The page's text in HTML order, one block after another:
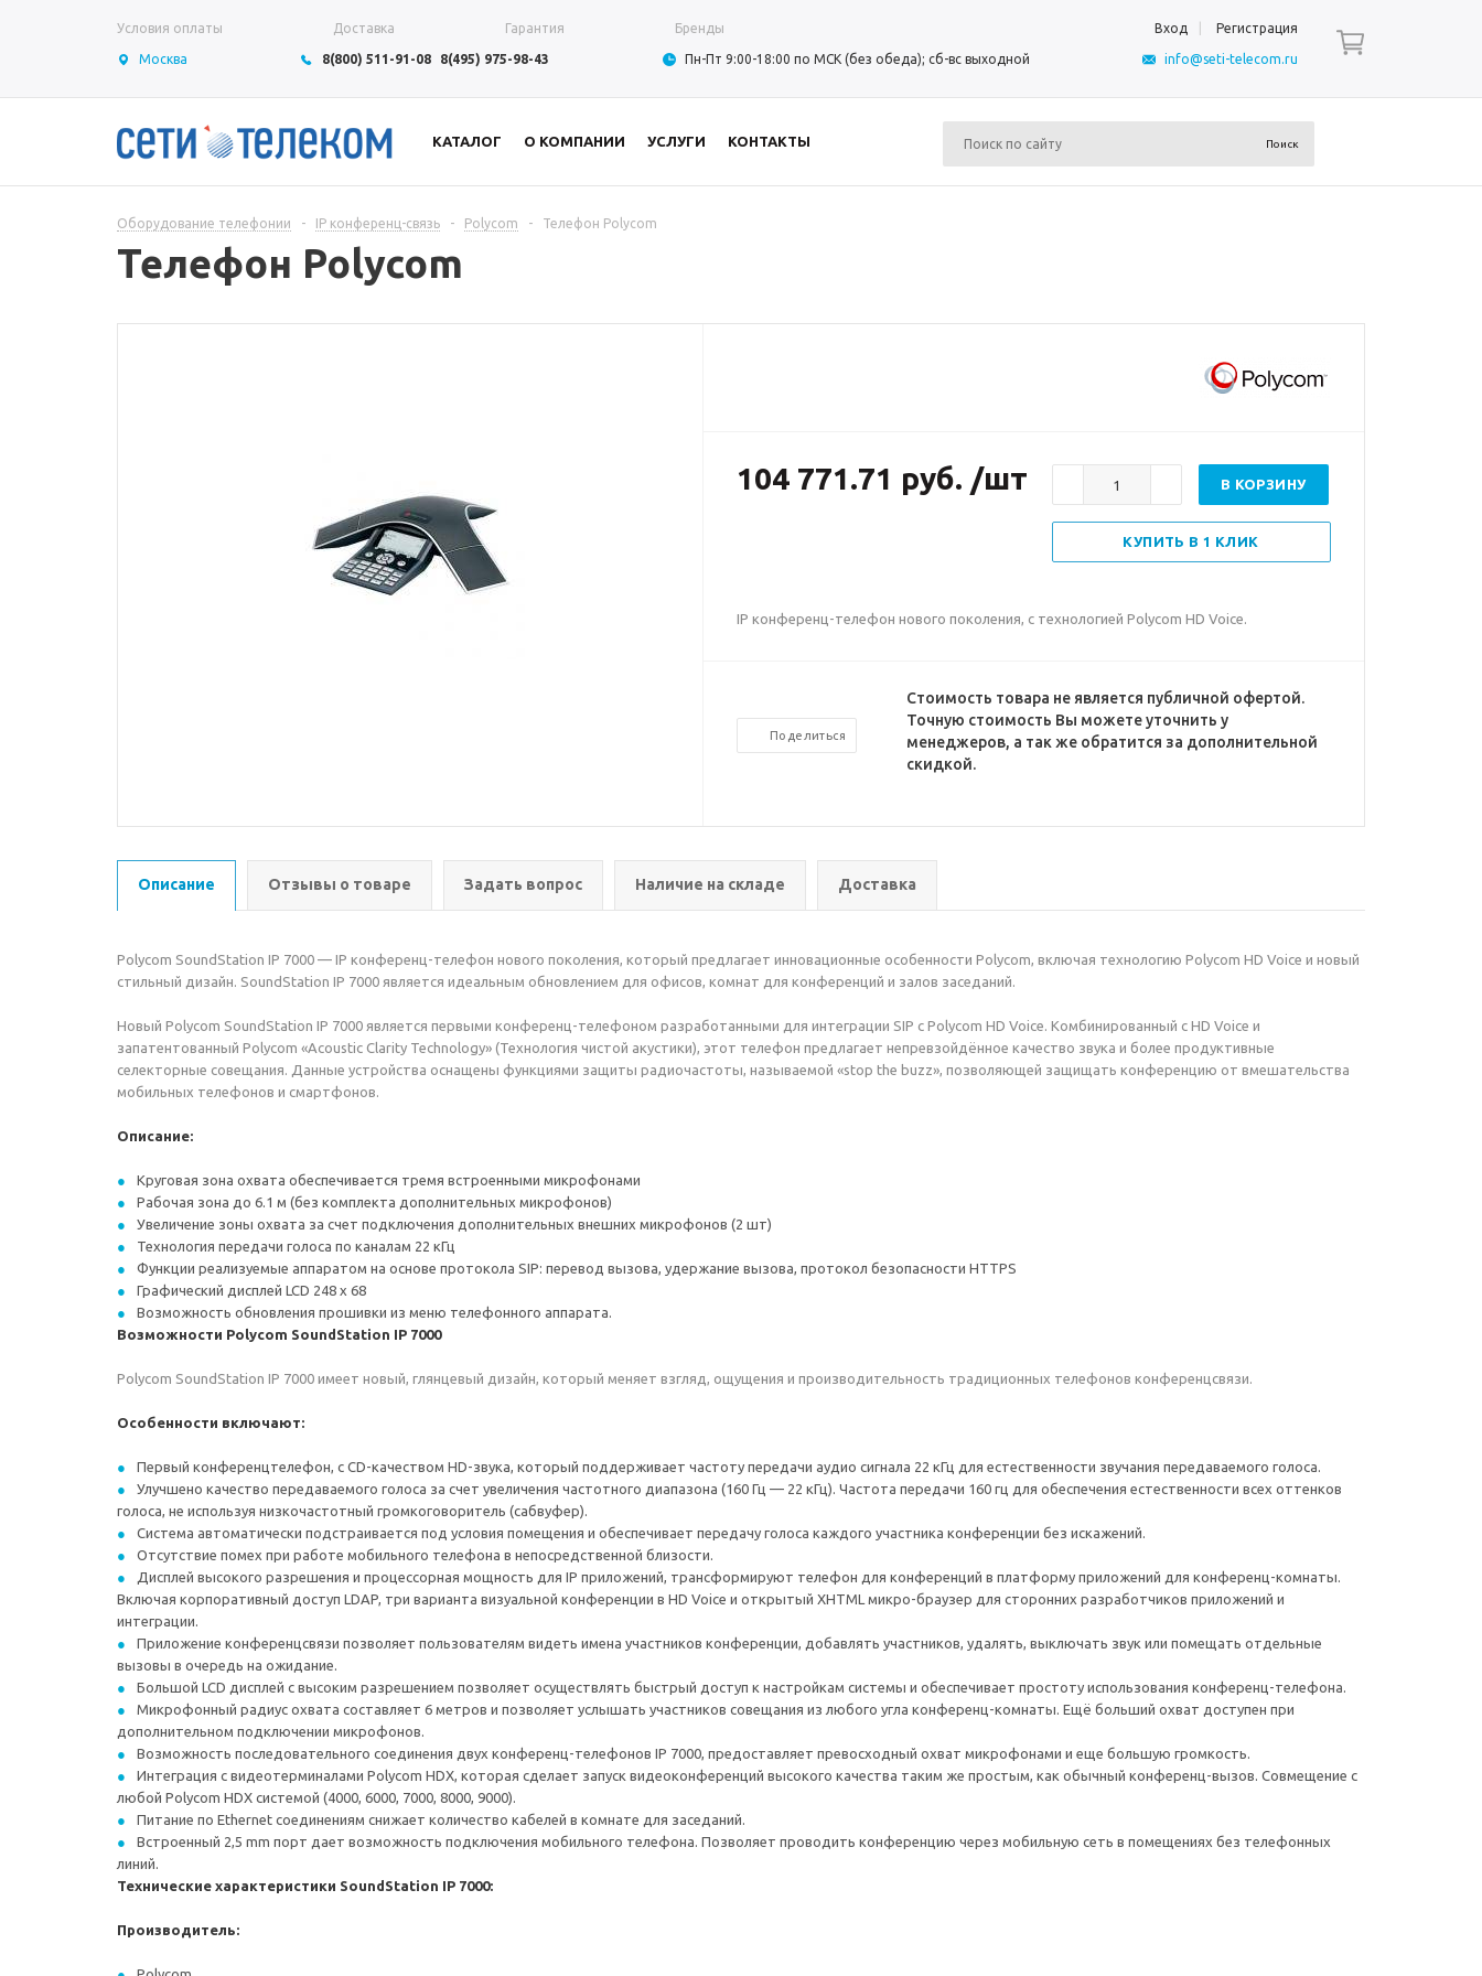
Условия оплаты Доставка Гарантия Бренды Вход Регистрация
Москва 8(800) 511-91-08 8(495) 975-98-43 Пн-Пт 9:00-18:00 по МСК (без обеда); сб-вс выходной info@seti-telecom.ru
КАТАЛОГ О КОМПАНИИ УСЛУГИ КОНТАКТЫ
Оборудование телефонии - IP конференц-связь - Polycom - Телефон Polycom
Телефон Polycom
104 771.71 руб. /шт В КОРЗИНУ
КУПИТЬ В 1 КЛИК
IP конференц-телефон нового поколения, с технологией Polycom HD Voice.
Поделиться
Стоимость товара не является публичной офертой.
Точную стоимость Вы можете уточнить у
менеджеров, а так же обратится за дополнительной
скидкой.
Описание Отзывы о товаре Задать вопрос Наличие на складе Доставка
Polycom SoundStation IP 7000 — IP конференц-телефон нового поколения, который предлагает инновационные особенности Polycom, включая технологию Polycom HD Voice и новый
стильный дизайн. SoundStation IP 7000 является идеальным обновлением для офисов, комнат для конференций и залов заседаний.
Новый Polycom SoundStation IP 7000 является первыми конференц-телефоном разработанными для интеграции SIP с Polycom HD Voice. Комбинированный с HD Voice и
запатентованный Polycom «Acoustic Clarity Technology» (Технология чистой акустики), этот телефон предлагает непревзойдённое качество звука и более продуктивные
селекторные совещания. Данные устройства оснащены функциями защиты радиочастоты, называемой «stop the buzz», позволяющей защищать конференцию от вмешательства
мобильных телефонов и смартфонов.
Описание:
Круговая зона охвата обеспечивается тремя встроенными микрофонами
Рабочая зона до 6.1 м (без комплекта дополнительных микрофонов)
Увеличение зоны охвата за счет подключения дополнительных внешних микрофонов (2 шт)
Технология передачи голоса по каналам 22 кГц
Функции реализуемые аппаратом на основе протокола SIP: перевод вызова, удержание вызова, протокол безопасности HTTPS
Графический дисплей LCD 248 x 68
Возможность обновления прошивки из меню телефонного аппарата.
Возможности Polycom SoundStation IP 7000
Polycom SoundStation IP 7000 имеет новый, глянцевый дизайн, который меняет взгляд, ощущения и производительность традиционных телефонов конференцсвязи.
Особенности включают:
Первый конференцтелефон, с CD-качеством HD-звука, который поддерживает частоту передачи аудио сигнала 22 кГц для естественности звучания передаваемого голоса.
Улучшено качество передаваемого голоса за счет увеличения частотного диапазона (160 Гц — 22 кГц). Частота передачи 160 гц для обеспечения естественности всех оттенков
голоса, не используя низкочастотный громкоговоритель (сабвуфер).
Система автоматически подстраивается под условия помещения и обеспечивает передачу голоса каждого участника конференции без искажений.
Отсутствие помех при работе мобильного телефона в непосредственной близости.
Дисплей высокого разрешения и процессорная мощность для IP приложений, трансформируют телефон для конференций в платформу приложений для конференц-комнаты.
Включая корпоративный доступ LDAP, три варианта визуальной конференции в HD Voice и открытый XHTML микро-браузер для сторонних разработчиков приложений и
интеграции.
Приложение конференцсвязи позволяет пользователям видеть имена участников конференции, добавлять участников, удалять, выключать звук или помещать отдельные
вызовы в очередь на ожидание.
Большой LCD дисплей с высоким разрешением позволяет осуществлять быстрый доступ к настройкам системы и обеспечивает простоту использования конференц-телефона.
Микрофонный радиус охвата составляет 6 метров и позволяет услышать участников совещания из любого угла конференц-комнаты. Ещё больший охват доступен при
дополнительном подключении микрофонов.
Возможность последовательного соединения двух конференц-телефонов IP 7000, предоставляет превосходный охват микрофонами и еще большую громкость.
Интеграция с видеотерминалами Polycom HDX, которая сделает запуск видеоконференций высокого качества таким же простым, как обычный конференц-вызов. Совмещение с
любой Polycom HDX системой (4000, 6000, 7000, 8000, 9000).
Питание по Ethernet соединениям снижает количество кабелей в комнате для заседаний.
Встроенный 2,5 mm порт дает возможность подключения мобильного телефона. Позволяет проводить конференцию через мобильную сеть в помещениях без телефонных
линий.
Технические характеристики SoundStation IP 7000:
Производитель: